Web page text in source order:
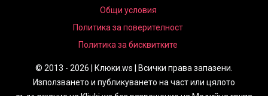
Общи условия
Политика за поверителност
Политика за бисквитките
© 2013 - 2026 | Клюки.ws | Всички права запазени.
Използването и публикуването на част или цялото